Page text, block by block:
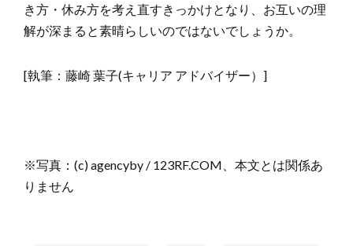
き方・休み方を考え直すきっかけとなり、お互いの理
解が深まると素晴らしいのではないでしょうか。
[執筆：藤崎 葉子(キャリア アドバイザー）]
※写真：(c) agencyby / 123RF.COM、本文とは関係あ
りません